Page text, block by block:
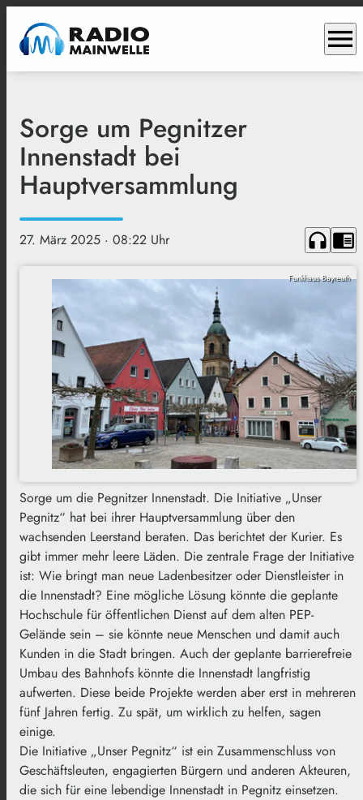
menu
Sorge um Pegnitzer
Innenstadt bei
Hauptversammlung
27. März 2025 · 08:22 Uhr headphones chrome_reader_mode
Funkhaus Bayreuth
Sorge um die Pegnitzer Innenstadt. Die Initiative „Unser
Pegnitz“ hat bei ihrer Hauptversammlung über den
wachsenden Leerstand beraten. Das berichtet der Kurier. Es
gibt immer mehr leere Läden. Die zentrale Frage der Initiative
ist: Wie bringt man neue Ladenbesitzer oder Dienstleister in
die Innenstadt? Eine mögliche Lösung könnte die geplante
Hochschule für öffentlichen Dienst auf dem alten PEP-
Gelände sein – sie könnte neue Menschen und damit auch
Kunden in die Stadt bringen. Auch der geplante barrierefreie
Umbau des Bahnhofs könnte die Innenstadt langfristig
aufwerten. Diese beide Projekte werden aber erst in mehreren
fünf Jahren fertig. Zu spät, um wirklich zu helfen, sagen
einige.
Die Initiative „Unser Pegnitz“ ist ein Zusammenschluss von
Geschäftsleuten, engagierten Bürgern und anderen Akteuren,
die sich für eine lebendige Innenstadt in Pegnitz einsetzen.